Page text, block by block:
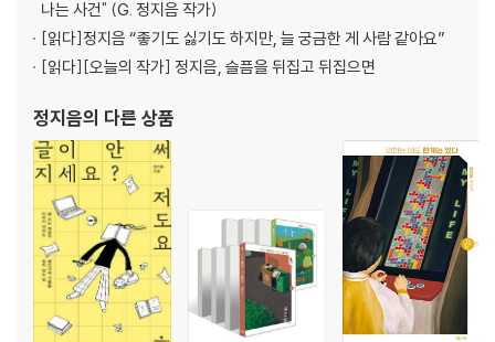
네가 부잣집 아이라면 좋았을 텐데 134
세 자매 중 둘째여서 난 좋아 138
부모라는 세계, 학교라는 벽 144
사랑 얘기 같은 이별 얘기 157
우리 딸은 언제 결혼할 거야? 161
하자 인간의 완벽한 고양이 166
우리는 지옥에서 온 사고뭉치 173
와르르 맨션의 주민들 180
DEAR ADHD 185
5장: 나와 글쓰기와 타인
ADHD가 글을 쓰기까지 190
나는 사건" (G. 정지음 작가)
[읽다]정지음 “좋기도 싫기도 하지만, 늘 궁금한 게 사람 같아요”
[읽다][오늘의 작가] 정지음, 슬픔을 뒤집고 뒤집으면
정지음의 다른 상품